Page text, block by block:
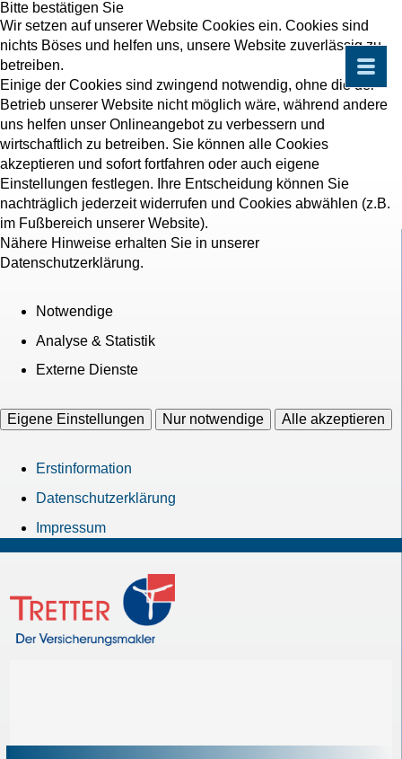
Bitte bestätigen Sie
Wir setzen auf unserer Website Cookies ein. Cookies sind
nichts Böses und helfen uns, unsere Website zuverlässig zu
betreiben.
Einige der Cookies sind zwingend notwendig, ohne die der
Betrieb unserer Website nicht möglich wäre, während andere
uns helfen unser Onlineangebot zu verbessern und
wirtschaftlich zu betreiben. Sie können alle Cookies
akzeptieren und sofort fortfahren oder auch eigene
Einstellungen festlegen. Ihre Entscheidung können Sie
nachträglich jederzeit widerrufen und Cookies abwählen (z.B.
im Fußbereich unserer Website).
Nähere Hinweise erhalten Sie in unserer
Datenschutzerklärung.
Notwendige
Analyse & Statistik
Externe Dienste
Eigene Einstellungen Nur notwendige Alle akzeptieren
Erstinformation
Datenschutzerklärung
Impressum